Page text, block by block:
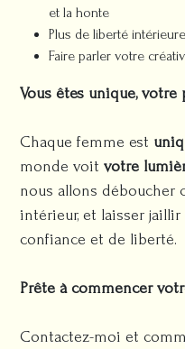
et la honte
Plus de liberté
Faire parler votre
Vous êtes unique, votre
Chaque femme est
monde voitvotre
nous allons déboucher
intérieur, et laisser
confiance et de liberté.
Prête à commencer
Contactez-moi et